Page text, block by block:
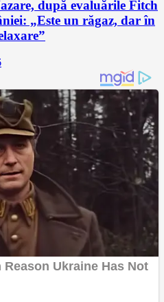
după evaluările Fitch
„Este un răgaz, dar în